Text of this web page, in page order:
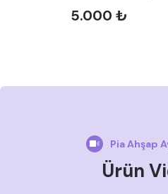
5.000 ₺
Pia Ahşap
Ürün